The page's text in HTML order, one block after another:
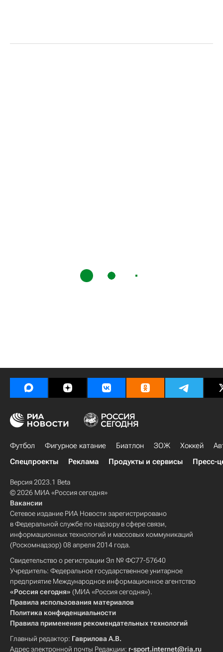
Футбол Фигурное катание Биатлон ЗОЖ Хоккей
Спецпроекты
Реклама Продукты и сервисы Пресс-
Версия 2023.1 Beta
© 2026 МИА «Россия сегодня»
Вакансии
Сетевое издание РИА Новости зарегистрировано
в Федеральной службе по надзору в сфере связи,
информационных технологий и массовых коммуникаций
(Роскомнадзор) 08 апреля 2014 года.
Свидетельство о регистрации Эл № ФС77-57640
Учредитель: Федеральное государственное унитарное
предприятие Международное информационное агентство
«Россия сегодня» (МИА «Россия сегодня»).
Правила использования материалов
Политика конфиденциальности
Правила применения рекомендательных технологий
Главный редактор: Гаврилова А.В.
Адрес электронной почты Редакции: r-sport.internet@ria.ru